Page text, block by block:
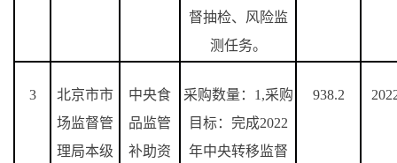
督抽检、风险监
测任务。
3
北京市市
场监督管
理局本级
中央食
品监管
补助资
采购数量： 1,采购
目标：完成2022
年中央转移监督
938.2